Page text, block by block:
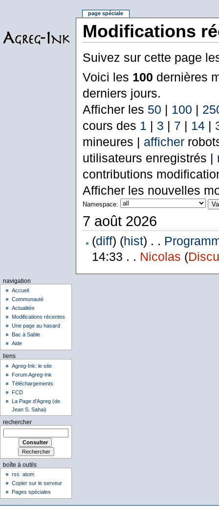
Modifications
Suivez sur cette page
Voici les 100 dernières
derniers jours.
Afficher les 50 | 100 |
cours des 1 | 3 | 7 | 14|
mineures | afficher
utilisateurs enregistrés |
contributions
Afficher les nouvelles
Namespace:
7 août 2026
(diff) (hist) . .
14:33 . . Nicolas (
page spéciale
navigation
Accueil
Communauté
Actualités
Modifications récentes
Une page au hasard
Bac à Sable
Aide
liens
Agreg-Ink: le site
Forum Agreg-Ink
Téléchargements
FCD
La Page d'Agreg (de
Jean S. Sahai)
rechercher
boîte à outils
rss
atom
Copier sur le serveur
Pages spéciales